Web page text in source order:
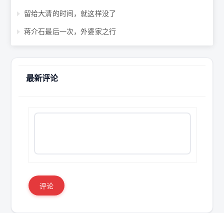
留给大清的时间，就这样没了
蒋介石最后一次，外婆家之行
最新评论
评论